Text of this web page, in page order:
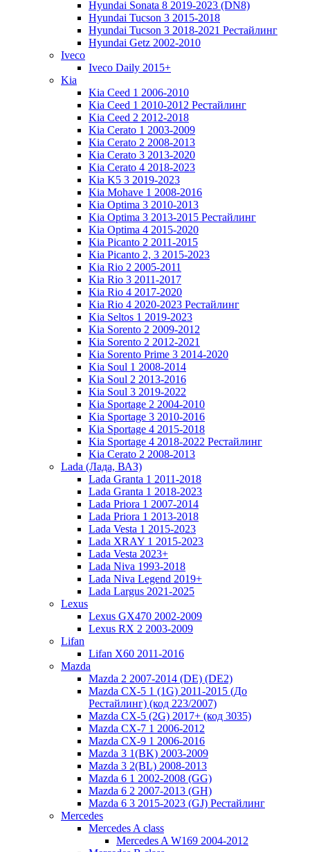
Hyundai Sonata 8 2019-2023 (DN8)
Hyundai Tucson 3 2015-2018
Hyundai Tucson 3 2018-2021 Рестайлинг
Hyundai Getz 2002-2010
Iveco
Iveco Daily 2015+
Kia
Kia Ceed 1 2006-2010
Kia Ceed 1 2010-2012 Рестайлинг
Kia Ceed 2 2012-2018
Kia Cerato 1 2003-2009
Kia Cerato 2 2008-2013
Kia Cerato 3 2013-2020
Kia Cerato 4 2018-2023
Kia K5 3 2019-2023
Kia Mohave 1 2008-2016
Kia Optima 3 2010-2013
Kia Optima 3 2013-2015 Рестайлинг
Kia Optima 4 2015-2020
Kia Picanto 2 2011-2015
Kia Picanto 2, 3 2015-2023
Kia Rio 2 2005-2011
Kia Rio 3 2011-2017
Kia Rio 4 2017-2020
Kia Rio 4 2020-2023 Рестайлинг
Kia Seltos 1 2019-2023
Kia Sorento 2 2009-2012
Kia Sorento 2 2012-2021
Kia Sorento Prime 3 2014-2020
Kia Soul 1 2008-2014
Kia Soul 2 2013-2016
Kia Soul 3 2019-2022
Kia Sportage 2 2004-2010
Kia Sportage 3 2010-2016
Kia Sportage 4 2015-2018
Kia Sportage 4 2018-2022 Рестайлинг
Kia Cerato 2 2008-2013
Lada (Лада, ВАЗ)
Lada Granta 1 2011-2018
Lada Granta 1 2018-2023
Lada Priora 1 2007-2014
Lada Priora 1 2013-2018
Lada Vesta 1 2015-2023
Lada XRAY 1 2015-2023
Lada Vesta 2023+
Lada Niva 1993-2018
Lada Niva Legend 2019+
Lada Largus 2021-2025
Lexus
Lexus GX470 2002-2009
Lexus RX 2 2003-2009
Lifan
Lifan X60 2011-2016
Mazda
Mazda 2 2007-2014 (DE) (DE2)
Mazda CX-5 1 (1G) 2011-2015 (До
Рестайлинг) (код 223/2007)
Mazda CX-5 (2G) 2017+ (код 3035)
Mazda CX-7 1 2006-2012
Mazda CX-9 1 2006-2016
Mazda 3 1(BK) 2003-2009
Mazda 3 2(BL) 2008-2013
Mazda 6 1 2002-2008 (GG)
Mazda 6 2 2007-2013 (GH)
Mazda 6 3 2015-2023 (GJ) Рестайлинг
Mercedes
Mercedes A class
Mercedes A W169 2004-2012